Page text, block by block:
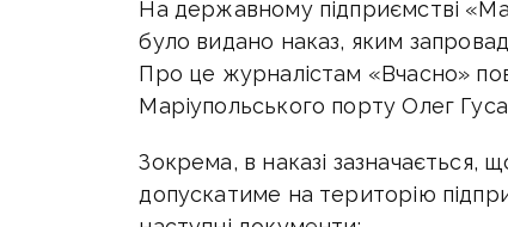
На державному підприємстві
було видано наказ, яким
Про це журналістам «Вчасно»
Маріупольського порту Олег
Зокрема, в наказі зазначається,
допускатиме на територію